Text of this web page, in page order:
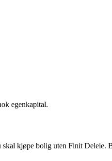
egenkapital.
kjøpe bolig uten Finit Deleie.